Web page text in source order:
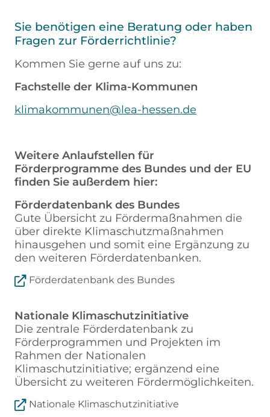
Sie benötigen eine Beratung oder haben
Fragen zur Förderrichtlinie?
Kommen Sie gerne auf uns zu:
Fachstelle der Klima-Kommunen
klimakommunen@lea-hessen.de
Weitere Anlaufstellen für
Förderprogramme des Bundes und der EU
finden Sie außerdem hier:
Förderdatenbank des Bundes
Gute Übersicht zu Fördermaßnahmen die
über direkte Klimaschutzmaßnahmen
hinausgehen und somit eine Ergänzung zu
den weiteren Förderdatenbanken.
Förderdatenbank des Bundes
Nationale Klimaschutzinitiative
Die zentrale Förderdatenbank zu
Förderprogrammen und Projekten im
Rahmen der Nationalen
Klimaschutzinitiative; ergänzend eine
Übersicht zu weiteren Fördermöglichkeiten.
Nationale Klimaschutzinitiative